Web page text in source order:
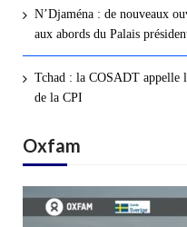
N’Djaména : de nouveaux
aux abords du Palais
Tchad : la COSADT appelle
de la CPI
Oxfam